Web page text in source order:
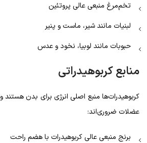
تخم‌مرغ منبعی عالی پروتئین
لبنیات مانند شیر، ماست و پنیر
حبوبات مانند لوبیا، نخود و عدس
منابع کربوهیدراتی
کربوهیدرات‌ها منبع اصلی انرژی برای بدن
عضلات ضروری‌اند:
برنج منبعی عالی کربوهیدرات با هضم راحت